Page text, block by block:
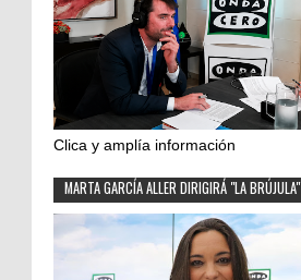
Clica y amplía información
MARTA GARCÍA ALLER DIRIGIRÁ "LA BRÚJULA"